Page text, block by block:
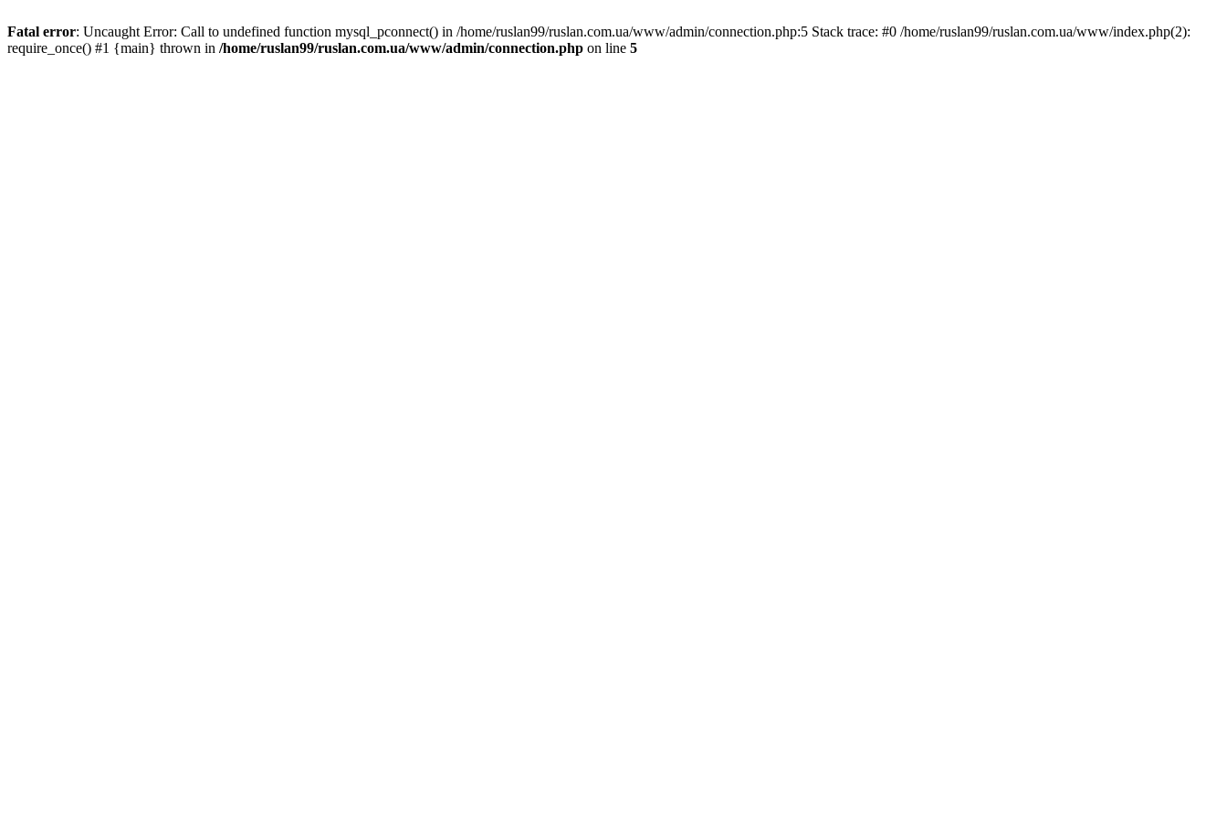
Fatal error: Uncaught Error: Call to undefined function mysql_pconnect() in /home/ruslan99/ruslan.com.ua/www/admin/connection.php:5 Stack trace: #0 /home/ruslan99/ruslan.com.ua/www/index.php(2):
require_once() #1 {main} thrown in /home/ruslan99/ruslan.com.ua/www/admin/connection.php on line 5